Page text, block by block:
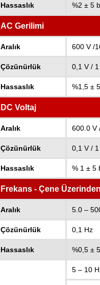
Hassaslık %2 ± 5
AC Gerilimi
Aralık 600 V /
Çözünürlük 0,1 V /
Hassaslık %1,5 ±
DC Voltaj
Aralık 600.0 V
Çözünürlük 0,1 V /
Hassaslık % 1 ± 5
Frekans - Çene Üzerinden
Aralık 5.0 –
Çözünürlük 0,1 Hz
Hassaslık %0,5 ±
5 – 10